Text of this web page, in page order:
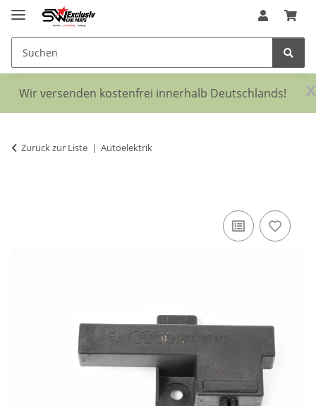
x
Wir versenden kostenfrei innerhalb Deutschlands!
Zurück zur Liste Autoelektrik